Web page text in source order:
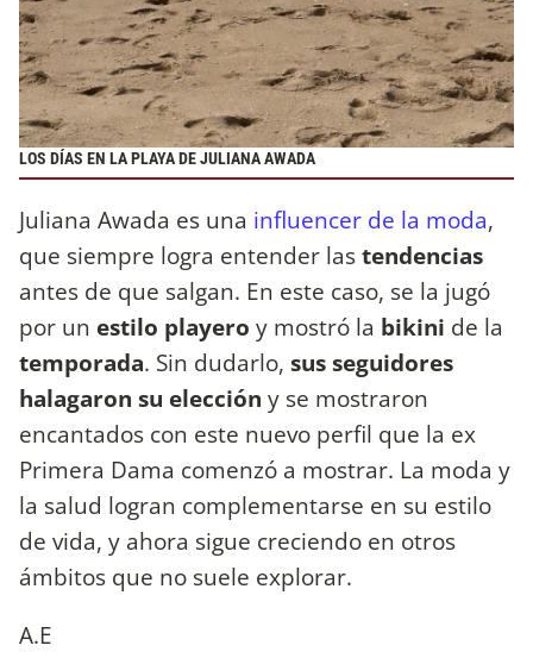
LOS DÍAS EN LA PLAYA DE JULIANA AWADA
Juliana Awada es una influencer de la moda,
que siempre logra entender lastendencias
antes de que salgan. En este caso, se la jugó
por un estilo playero y mostró la bikini de la
temporada. Sin dudarlo, sus seguidores
halagaron su elección y se mostraron
encantados con este nuevo perfil que la ex
Primera Dama comenzó a mostrar. La moda y
la salud logran complementarse en su estilo
de vida, y ahora sigue creciendo en otros
ámbitos que no suele explorar.
A.E